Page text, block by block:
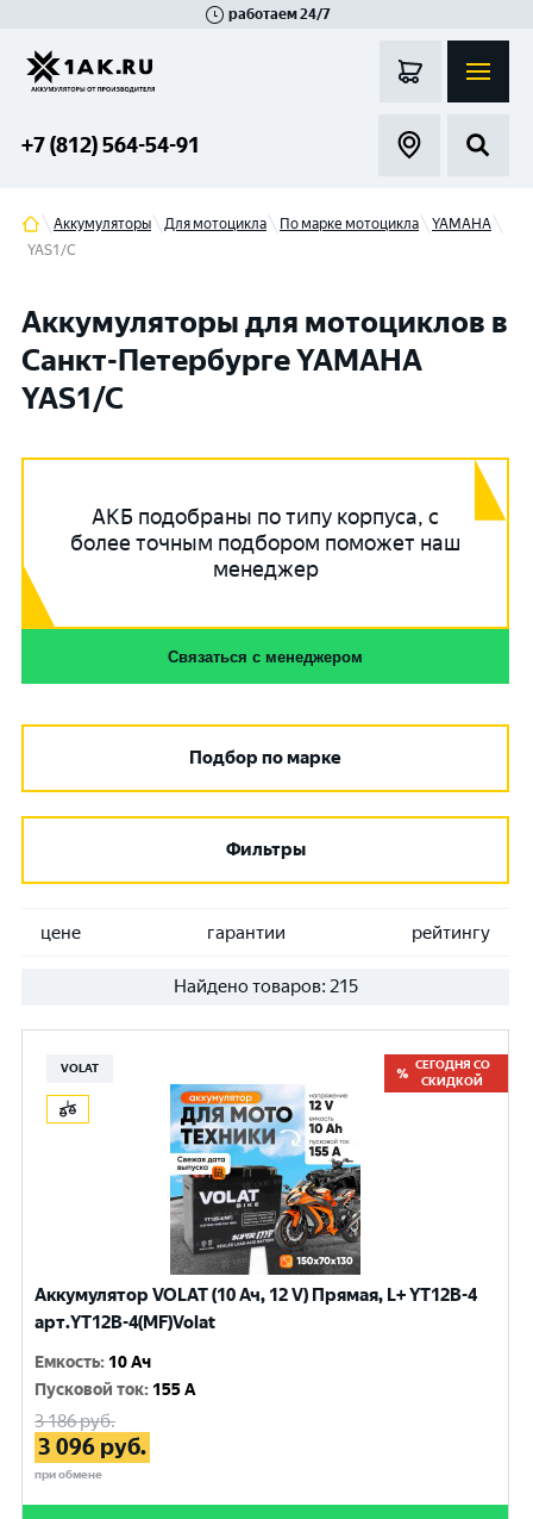
работаем 24/7
+7 (812) 564-54-91
Аккумуляторы Для мотоцикла По марке мотоцикла
YAMAHA
YAS1/C
Аккумуляторы для мотоциклов в
Санкт-Петербурге YAMAHA
YAS1/C
АКБ подобраны по типу корпуса, с
более точным подбором поможет наш
менеджер
Связаться с менеджером
Подбор по марке
Фильтры
цене гарантии рейтингу
Найдено товаров: 215
VOLAT
СЕГОДНЯ СО
СКИДКОЙ
Аккумулятор VOLAT (10 Ач, 12 V) Прямая, L+ YT12B-4
арт.YT12B-4(MF)Volat
Емкость: 10 Ач
Пусковой ток: 155 A
3 186руб.
3 096 руб.
при обмене
Гатчина